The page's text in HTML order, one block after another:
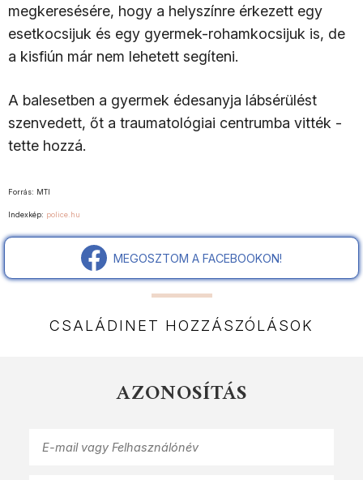
megkeresésére, hogy a helyszínre érkezett egy
esetkocsijuk és egy gyermek-rohamkocsijuk is, de
a kisfiún már nem lehetett segíteni.
A balesetben a gyermek édesanyja lábsérülést
szenvedett, őt a traumatológiai centrumba vitték -
tette hozzá.
Forrás: MTI
Indexkép: police.hu
MEGOSZTOM A FACEBOOKON!
CSALÁDINET HOZZÁSZÓLÁSOK
AZONOSÍTÁS